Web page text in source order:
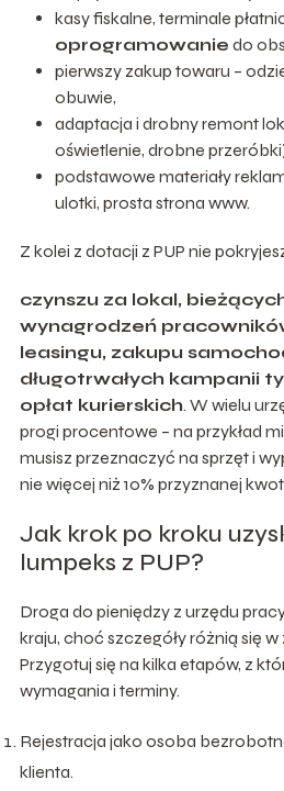
kasy fiskalne, terminale
oprogramowanie do
pierwszy zakup towaru –
obuwie,
adaptacja i drobny remont
oświetlenie, drobne
podstawowe materiały
ulotki, prosta strona www.
Z kolei z dotacji z PUP nie
czynszu za lokal,
wynagrodzeń
leasingu, zakupu
długotrwałych kampanii
opłat kurierskich. W wielu
progi procentowe – na przykład
musisz przeznaczyć na sprzęt i
nie więcej niż 10% przyznanej
Jak krok po kroku
lumpeks z PUP?
Droga do pieniędzy z urzędu
kraju, choć szczegóły różnią się
Przygotuj się na kilka etapów, z
wymagania i terminy.
Rejestracja jako osoba
klienta.